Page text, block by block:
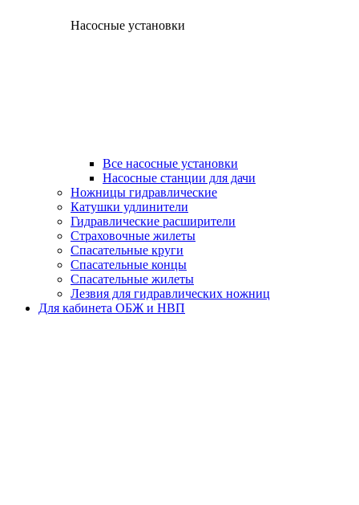
Насосные установки
Все насосные установки
Насосные станции для дачи
Ножницы гидравлические
Катушки удлинители
Гидравлические расширители
Страховочные жилеты
Спасательные круги
Спасательные концы
Спасательные жилеты
Лезвия для гидравлических ножниц
Для кабинета ОБЖ и НВП